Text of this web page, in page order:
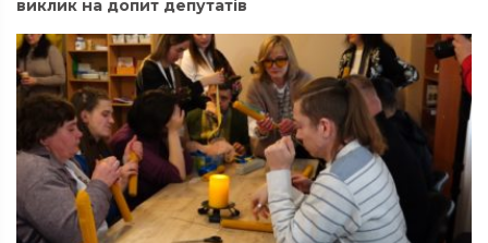
виклик на допит депутатів